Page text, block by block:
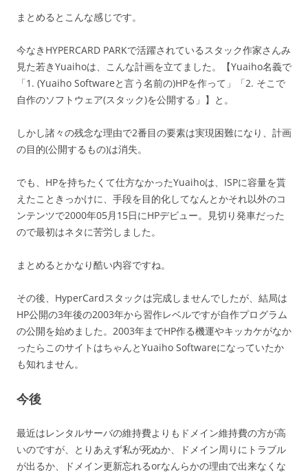
まとめるとこんな感じです。
今なきHYPERCARD PARKで活躍されているスタック作家さんみ
見た若きYuaihoは、こんな計画を立てました。【Yuaiho名義で
「1. (Yuaiho Softwareと言う名前の)HPを作って」「2. そこで
自作のソフトウェア(スタック)を公開する」】と。
しかし諸々の残念な理由で2番目の要素は実現困難になり、計画
の目的(公開するもの)は消失。
でも、HPを持ちたくて仕方なかったYuaihoは、ISPに容量を貰
えたこときっかけに、手段を目的化してなんとかそれ以外のコ
ンテンツで2000年05月15日にHPデビュー。見切り発車だった
ので最初はネタに苦労しました。
まとめるとかなり酷い内容ですね。
その後、HyperCardスタックは完成しませんでしたが、結局は
HP公開の3年後の2003年から習作レベルですが自作プログラム
の公開を始めました。2003年までHP作る機運やキッカケがなか
ったらこのサイトはちゃんとYuaiho Softwareになっていたか
も知れません。
今後
最近はレンタルサーバの維持費よりもドメイン維持費の方が高
いのですが、とりあえず私が死ぬか、ドメイン周りにトラブル
が出るか、ドメイン更新忘れるorなんらかの理由で出来なくな